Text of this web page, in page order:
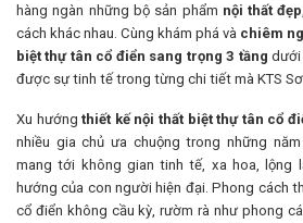
hàng ngàn những bộ sản phẩm nội thất đẹp
cách khác nhau. Cùng khám phá và chiêm
biệt thự tân cổ điển sang trọng 3 tầng dưới
được sự tinh tế trong từng chi tiết mà KTS
Xu hướngthiết kế nội thất biệt thự tân cổ
nhiều gia chủ ưa chuộng trong những
mang tới không gian tinh tế, xa hoa, lộng
hướng của con người hiện đại. Phong cách
cổ điển không cầu kỳ, rườm rà như phong